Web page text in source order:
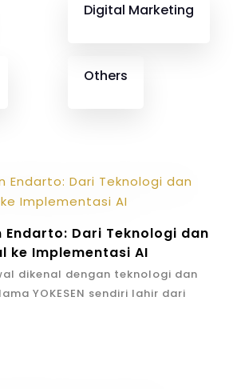
Digital Marketing
Others
Endarto: Dari Teknologi dan
ke Implementasi AI
dikenal dengan teknologi dan
YOKESEN sendiri lahir dari
Endarto. Artinya, perusahaan